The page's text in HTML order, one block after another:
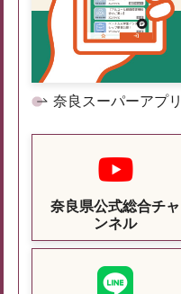
奈良スーパーアプリ
奈良県公式総合チャ
ンネル